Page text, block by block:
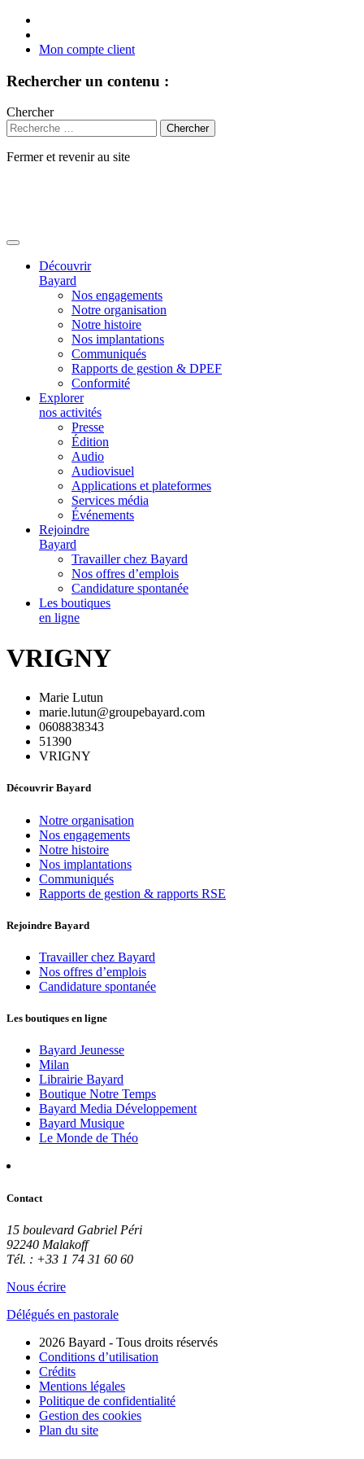
Mon compte client
Rechercher un contenu :
Chercher
Fermer et revenir au site
Découvrir
Bayard
Nos engagements
Notre organisation
Notre histoire
Nos implantations
Communiqués
Rapports de gestion & DPEF
Conformité
Explorer
nos activités
Presse
Édition
Audio
Audiovisuel
Applications et plateformes
Services média
Événements
Rejoindre
Bayard
Travailler chez Bayard
Nos offres d’emplois
Candidature spontanée
Les boutiques
en ligne
VRIGNY
Marie Lutun
marie.lutun@groupebayard.com
0608838343
51390
VRIGNY
Découvrir Bayard
Notre organisation
Nos engagements
Notre histoire
Nos implantations
Communiqués
Rapports de gestion & rapports RSE
Rejoindre Bayard
Travailler chez Bayard
Nos offres d’emplois
Candidature spontanée
Les boutiques en ligne
Bayard Jeunesse
Milan
Librairie Bayard
Boutique Notre Temps
Bayard Media Développement
Bayard Musique
Le Monde de Théo
Contact
15 boulevard Gabriel Péri
92240 Malakoff
Tél. : +33 1 74 31 60 60
Nous écrire
Délégués en pastorale
2026 Bayard - Tous droits réservés
Conditions d’utilisation
Crédits
Mentions légales
Politique de confidentialité
Gestion des cookies
Plan du site